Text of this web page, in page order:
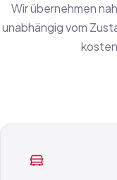
Wir übernehmen
unabhängig vom